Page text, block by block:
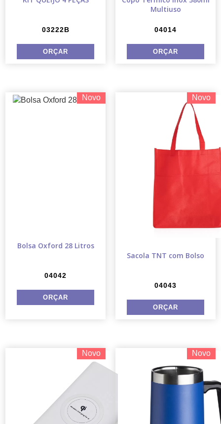
03222B
Multiuso
04014
Novo
Bolsa Oxford 28 Litros
04042
Novo
Sacola TNT com Bolso
04043
Novo Novo